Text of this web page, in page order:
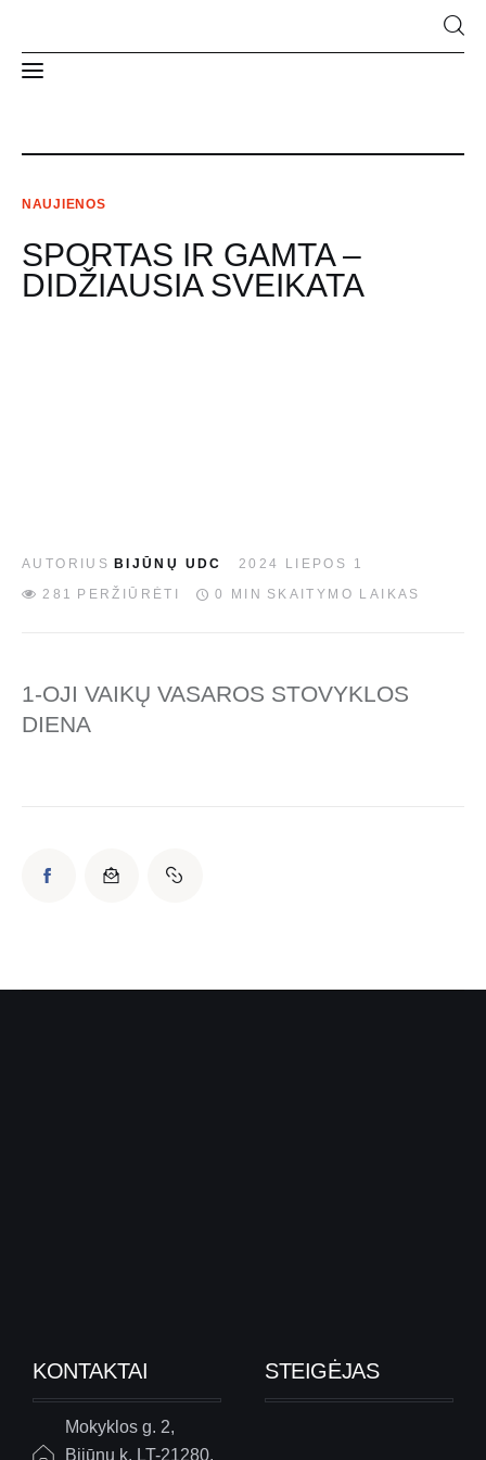
Struktūra ir kontaktai
NAUJIENOS
SPORTAS IR GAMTA –
DIDŽIAUSIA SVEIKATA
AUTORIUS BIJŪNŲ UDC
2024 LIEPOS 1
281
PERŽIŪRĖTI 0 MIN SKAITYMO LAIKAS
1-OJI VAIKŲ VASAROS STOVYKLOS
DIENA
KONTAKTAI
Mokyklos g. 2,
Bijūnų k. LT-21280,
STEIGĖJAS